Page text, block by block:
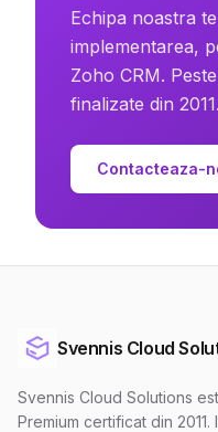
Echipa noastra
implementarea,
Zoho CRM.
finalizate din 2011.
Contacteaza-
Svennis Cloud
Svennis Cloud Solutions
Premium certificat din 2011.